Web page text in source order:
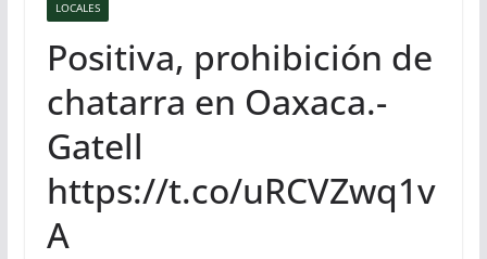
LOCALES
Positiva, prohibición de
chatarra en Oaxaca.-
Gatell
https://t.co/uRCVZwq1v
A